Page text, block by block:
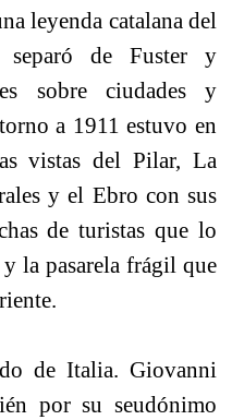
leyenda catalana del
de Fuster y
sobre ciudades y
a 1911 estuvo en
vistas del Pilar, La
y el Ebro con sus
de turistas que lo
la pasarela frágil que
de Italia. Giovanni
por su seudónimo